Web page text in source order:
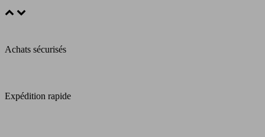
Achats sécurisés
Expédition rapide